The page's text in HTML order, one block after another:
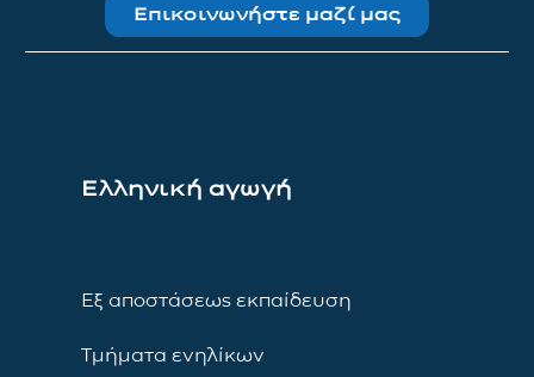
Επικοινωνήστε μαζί μας
Ελληνική αγωγή
Εξ αποστάσεως εκπαίδευση
Τμήματα ενηλίκων